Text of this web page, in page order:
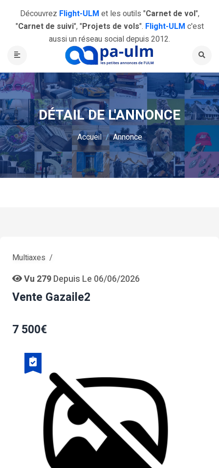
Découvrez Flight-ULM et les outils "Carnet de vol",
"Carnet de suivi", "Projets de vols". Flight-ULM c'est
aussi un réseau social depuis 2012.
DÉTAIL DE L'ANNONCE
Accueil Annonce
Multiaxes
Vu 279Depuis Le 06/06/2026
Vente Gazaile2
7 500€